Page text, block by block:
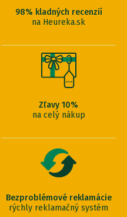
98% kladných recenzií
na Heureka.sk
Zľavy 10%
na celý nákup
Bezproblémové reklamácie
rýchly reklamačný systém